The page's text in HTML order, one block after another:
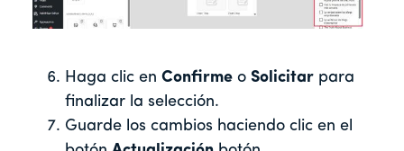
Haga clic en Confirme o Solicitar para
finalizar la selección.
Guarde los cambios haciendo clic en el